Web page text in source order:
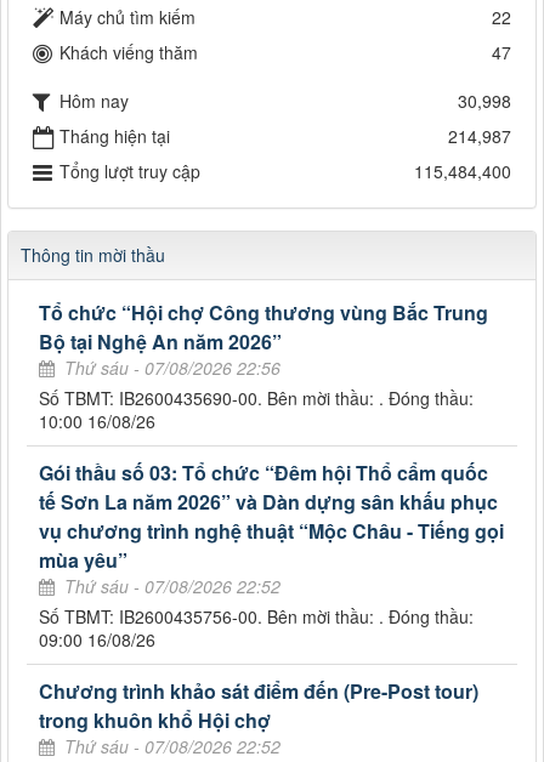
Máy chủ tìm kiếm
22
Khách viếng thăm
47
Hôm nay
30,998
Tháng hiện tại
214,987
Tổng lượt truy cập
115,484,400
Thông tin mời thầu
Tổ chức “Hội chợ Công thương vùng Bắc Trung
Bộ tại Nghệ An năm 2026”
Thứ sáu - 07/08/2026 22:56
Số TBMT: IB2600435690-00. Bên mời thầu: . Đóng thầu:
10:00 16/08/26
Gói thầu số 03: Tổ chức “Đêm hội Thổ cẩm quốc
tế Sơn La năm 2026” và Dàn dựng sân khấu phục
vụ chương trình nghệ thuật “Mộc Châu - Tiếng gọi
mùa yêu”
Thứ sáu - 07/08/2026 22:52
Số TBMT: IB2600435756-00. Bên mời thầu: . Đóng thầu:
09:00 16/08/26
Chương trình khảo sát điểm đến (Pre-Post tour)
trong khuôn khổ Hội chợ
Thứ sáu - 07/08/2026 22:52